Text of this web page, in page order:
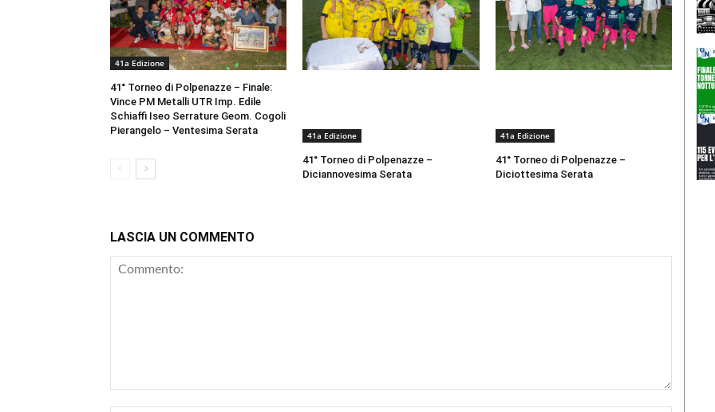
41a Edizione
41° Torneo di Polpenazze – Finale:
Vince PM Metalli UTR Imp. Edile
Schiaffi Iseo Serrature Geom. Cogoli
Pierangelo – Ventesima Serata
41a Edizione
41° Torneo di Polpenazze –
Diciannovesima Serata
41a Edizione
41° Torneo di Polpenazze –
Diciottesima Serata
LASCIA UN COMMENTO